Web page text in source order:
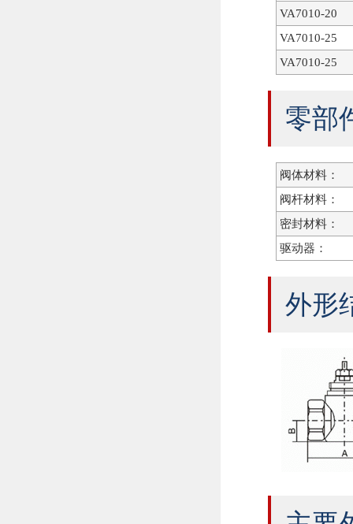
VA7010-20
VA7010-25
VA7010-25
零部
阀体材料：
阀杆材料：
密封材料：
驱动器：
外形